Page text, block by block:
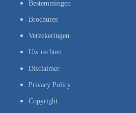
Bestemmingen
Brochures
Verzekeringen
Uw rechten
Disclaimer
Privacy Policy
Copyright